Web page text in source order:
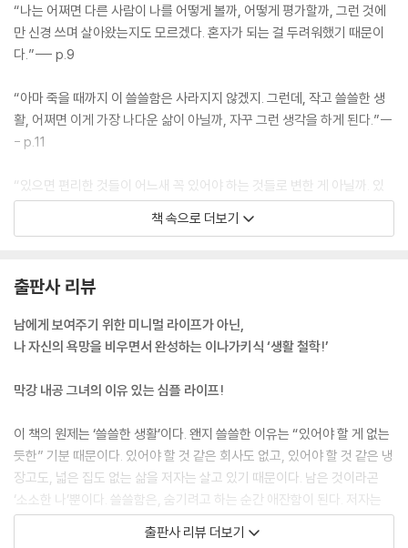
없애버리는, 그야말로 흔히 생활 필수품이라 생각할만한 모든 것들을 없애
버린다.
다. 낭비 없는 삶이 시작된다. 사지 않으니 돈이 절약된다. 생활에 필요한
돈은 사실 그렇게 많지 않다. '1. 굶어 죽으면 어떡하지!'는 해결.
해결될 것만 같지만. 불안이 그리 만만한 상대였다면 인류는 아직도 불안
과 싸우고 있진 않을 것이다. 다만 사지 않는 삶을 통해 내 안의 욕망을 누
그러뜨릴 수 있다. 이렇게 살아도 된다.
“나는 어쩌면 다른 사람이 나를 어떻게 볼까, 어떻게 평가할까, 그런 것에
만 신경 쓰며 살아왔는지도 모르겠다. 혼자가 되는 걸 두려워했기 때문이
다.”--- p.9
“아마 죽을 때까지 이 쓸쓸함은 사라지지 않겠지. 그런데, 작고 쓸쓸한 생
활, 어쩌면 이게 가장 나다운 삶이 아닐까, 자꾸 그런 생각을 하게 된다.”--
- p.11
“있으면 편리한 것들이 어느새 꼭 있어야 하는 것들로 변한 게 아닐까. 있
는 것이 당연하다고 여기기 때문에, 아무리 사소한 것일지라도, 없어지는
게 두려운 것은 아닐까. 불안한 게 아닐까.”--- p.68
하면서 생기는 것이다.”--- p.127
“내가 과거에 아무리 많은 실패를 거듭하고 모욕과 배신과 불합리한 대우
라는 예감에 휩싸여도, ‘지금 이 순간’엔 아무런 문제가 없다. 그 한 순간, 한
- p.127
“나는 지금, 미래(앞으로 쓰게 될 식재료)도 과거(사서 냉장고에 넣어둔
식재료)도 없는 날을 살고 있다. 사실 따분하기는 하다. 두근거리는 꿈이
없기 때문이다. 당근과 튀긴 두부밖에 살 수 없는 밋밋하고 ‘소소한 지금’을
살아야 하기 때문이다. 하지만 소소한 지금이 뭐가 어때서!--- p.129
책 속으로 더보기
출판사 리뷰
남에게 보여주기 위한 미니멀 라이프가 아닌,
나 자신의 욕망을 비우면서 완성하는 이나가키식 ‘생활 철학!’
막강 내공 그녀의 이유 있는 심플 라이프!
이 책의 원제는 ‘쓸쓸한 생활’이다. 왠지 쓸쓸한 이유는 “있어야 할 게 없는
듯한” 기분 때문이다. 있어야 할 것 같은 회사도 없고, 있어야 할 것 같은 냉
장고도, 넓은 집도 없는 삶을 저자는 살고 있기 때문이다. 남은 것이라곤
‘소소한 나’뿐이다. 쓸쓸함은, 숨기려고 하는 순간 애잔함이 된다. 저자는
쓸쓸한 것을 숨기거나 두려워하지 않기로 결심한다. 그랬더니 쓸쓸함은
‘자유’와 ‘성취’의 감정을 안겨주었다.
출판사 리뷰 더보기